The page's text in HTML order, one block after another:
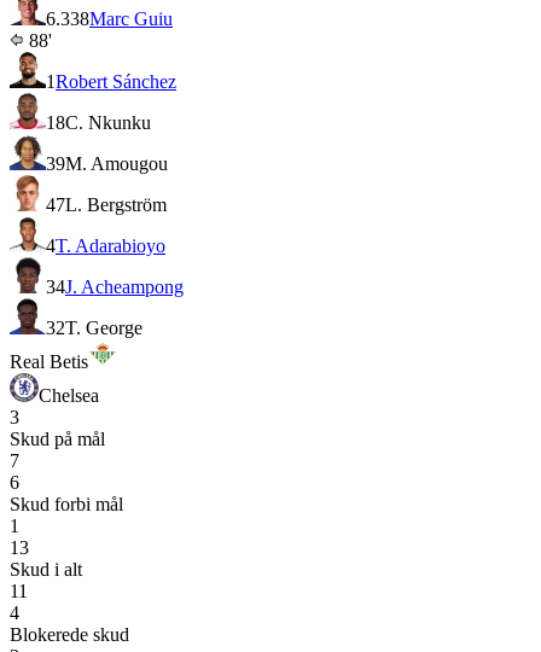
6.338Marc Guiu
88'
1Robert Sánchez
18C. Nkunku
39M. Amougou
47L. Bergström
4T. Adarabioyo
34J. Acheampong
32T. George
Real Betis
Chelsea
3
Skud på mål
7
6
Skud forbi mål
1
13
Skud i alt
11
4
Blokerede skud